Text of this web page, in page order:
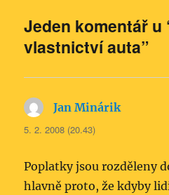
Jeden komentář u
vlastnictví auta”
Jan Mináriknapsal:
5. 2. 2008 (20.43)
Poplatky jsou rozděleny
hlavně proto, že kdyby